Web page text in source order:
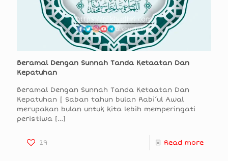
Beramal Dengan Sunnah Tanda Ketaatan Dan
Kepatuhan
Beramal Dengan Sunnah Tanda Ketaatan Dan
Kepatuhan | Saban tahun bulan Rabi’ul Awal
merupakan bulan untuk kita lebih memperingati
peristiwa […]
29 Read more